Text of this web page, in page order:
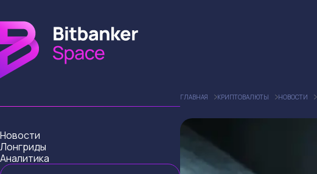
Новости
Лонгриды
Аналитика
ГЛАВНАЯ КРИПТОВАЛЮТЫ НОВОСТИ